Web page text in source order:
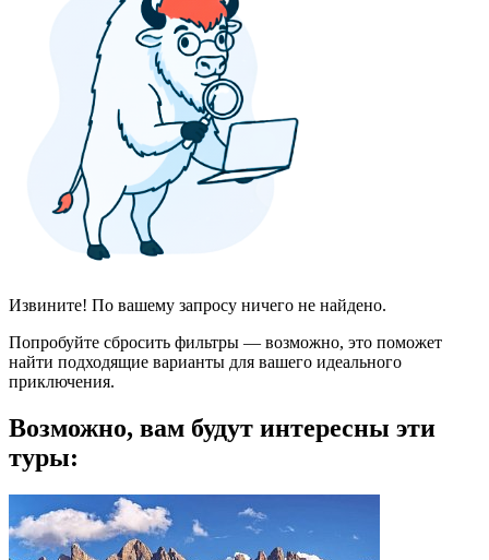
Извините! По вашему запросу ничего не найдено.
Попробуйте сбросить фильтры — возможно, это поможет
найти подходящие варианты для вашего идеального
приключения.
Возможно, вам будут интересны эти
туры: